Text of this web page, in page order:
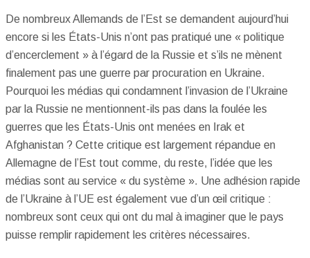
De nombreux Allemands de l’Est se demandent aujourd’hui
encore si les États-Unis n’ont pas pratiqué une « politique
d’encerclement » à l’égard de la Russie et s’ils ne mènent
finalement pas une guerre par procuration en Ukraine.
Pourquoi les médias qui condamnent l’invasion de l’Ukraine
par la Russie ne mentionnent-ils pas dans la foulée les
guerres que les États-Unis ont menées en Irak et
Afghanistan ? Cette critique est largement répandue en
Allemagne de l’Est tout comme, du reste, l’idée que les
médias sont au service « du système ». Une adhésion rapide
de l’Ukraine à l’UE est également vue d’un œil critique :
nombreux sont ceux qui ont du mal à imaginer que le pays
puisse remplir rapidement les critères nécessaires.